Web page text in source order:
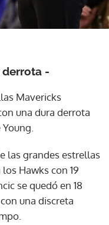
derrota -
Mavericks
una dura derrota
las grandes estrellas
Hawks con 19
se quedó en 18
una discreta